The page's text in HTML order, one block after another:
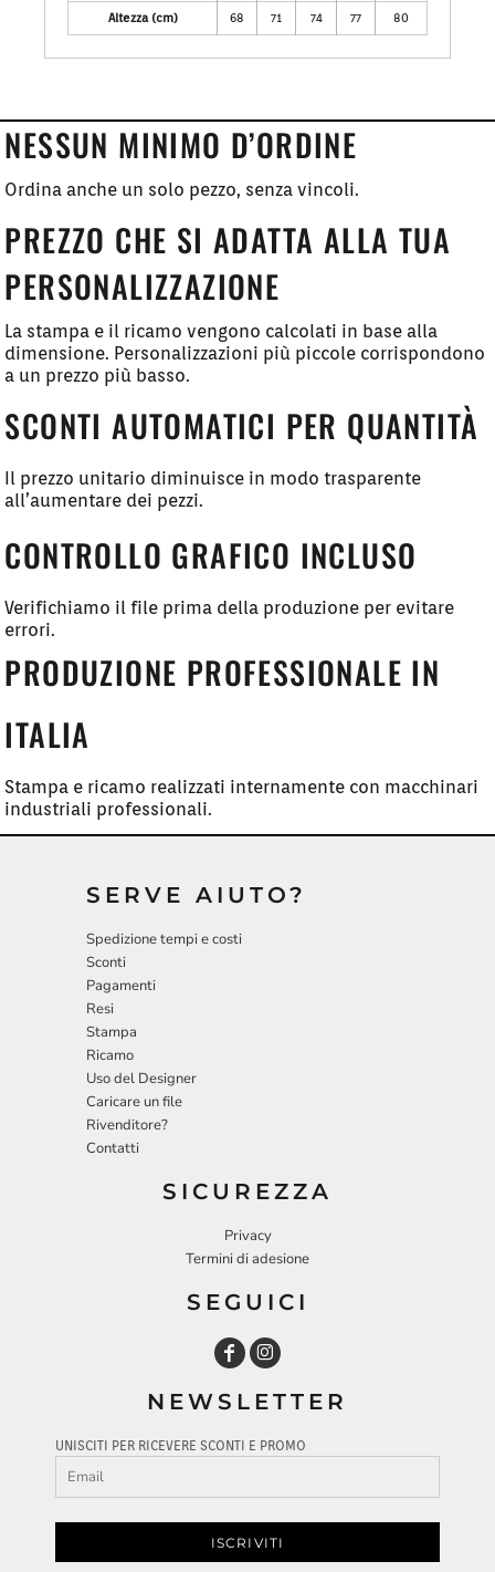
Altezza (cm) 68 71 74 77 80
NESSUN MINIMO D’ORDINE
Ordina anche un solo pezzo, senza vincoli.
PREZZO CHE SI ADATTA ALLA TUA
PERSONALIZZAZIONE
La stampa e il ricamo vengono calcolati in base alla
dimensione. Personalizzazioni più piccole corrispondono
a un prezzo più basso.
SCONTI AUTOMATICI PER QUANTITÀ
Il prezzo unitario diminuisce in modo trasparente
all’aumentare dei pezzi.
CONTROLLO GRAFICO INCLUSO
Verifichiamo il file prima della produzione per evitare
errori.
PRODUZIONE PROFESSIONALE IN
ITALIA
Stampa e ricamo realizzati internamente con macchinari
industriali professionali.
SERVE AIUTO?
Spedizione tempi e costi
Sconti
Pagamenti
Resi
Stampa
Ricamo
Uso del Designer
Caricare un file
Rivenditore?
Contatti
SICUREZZA
Privacy
Termini di adesione
SEGUICI
NEWSLETTER
UNISCITI PER RICEVERE SCONTI E PROMO
ISCRIVITI